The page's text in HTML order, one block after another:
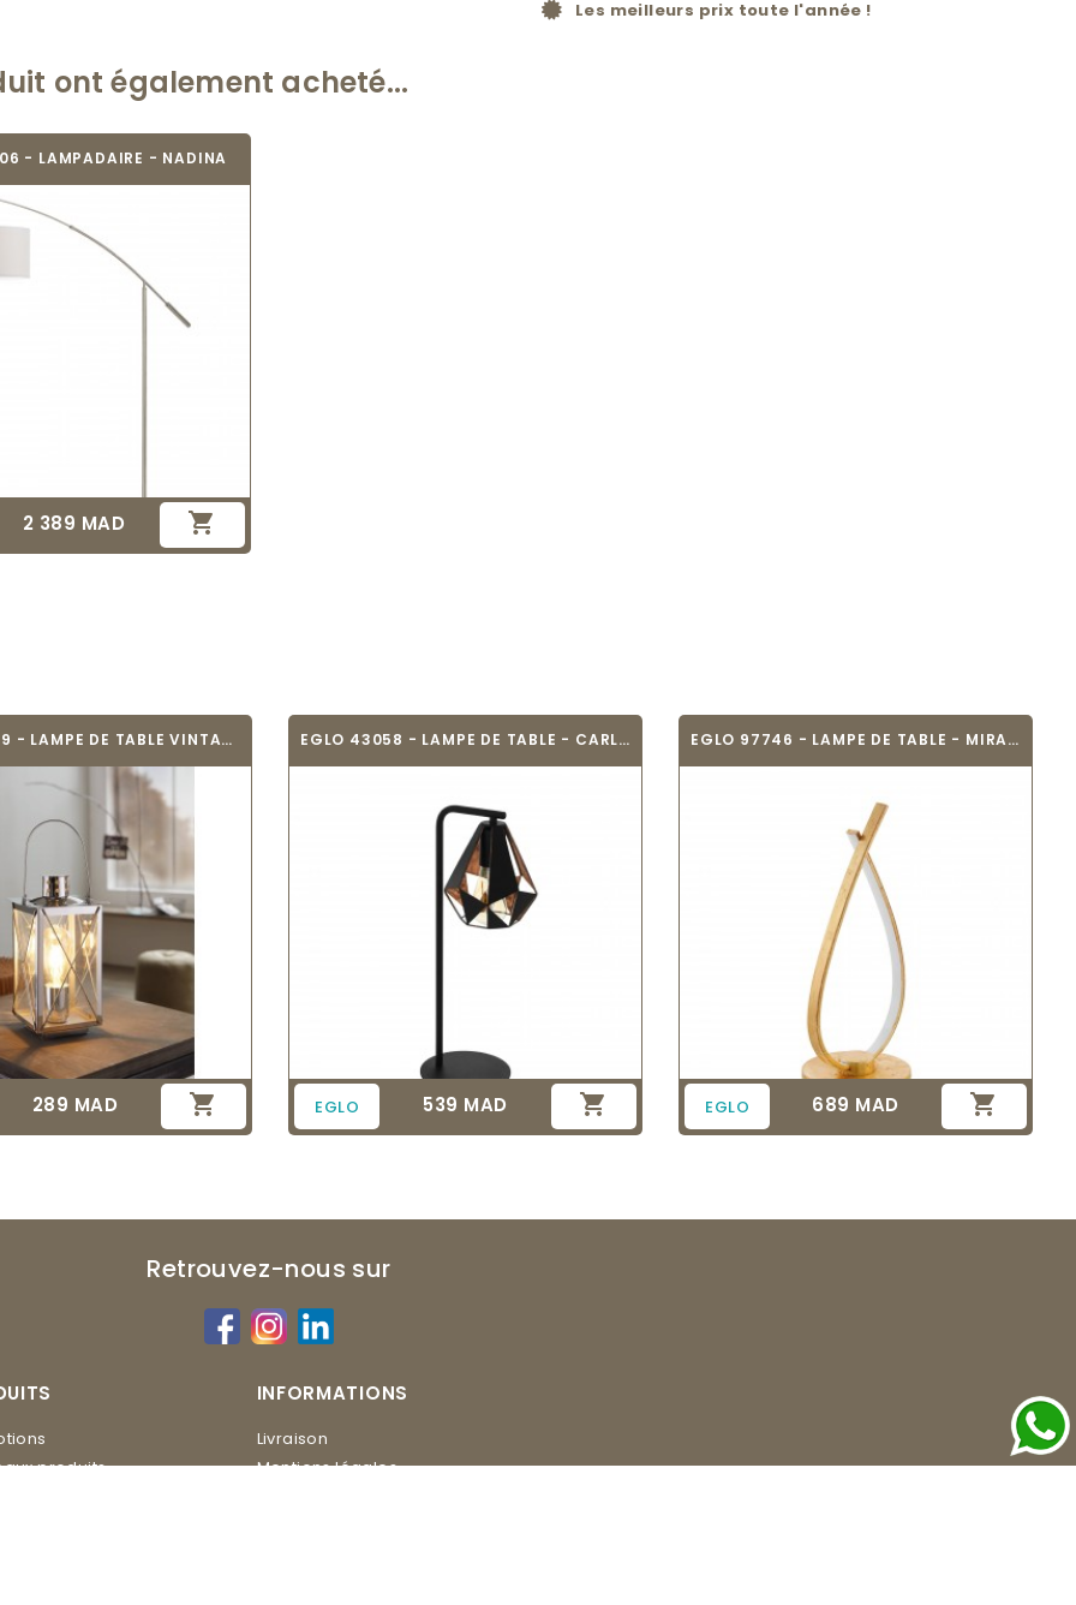
Les meilleurs prix toute l'année !
ont également acheté...
- LAMPADAIRE - NADINA
Prix
2 389 MAD 
EGLO 49279 - LAMPE DE TABLE VINTAGE -...
Prix
289 MAD 
EGLO 43058 - LAMPE DE TABLE - CARLTON 4
EGLO Prix
539 MAD 
EGLO 97746 - LAMPE DE TABLE - MIRAFLORES
EGLO Prix
689 MAD 
Retrouvez-nous sur
produits
INFORMATIONS
Livraison
Mentions légales